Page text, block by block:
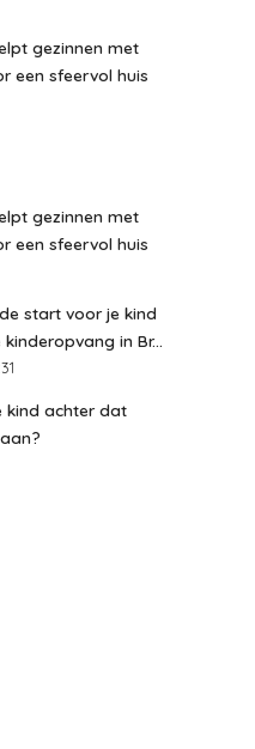
gezinnen met
een sfeervol huis
gezinnen met
een sfeervol huis
start voor je kind
in Br...
kind achter dat